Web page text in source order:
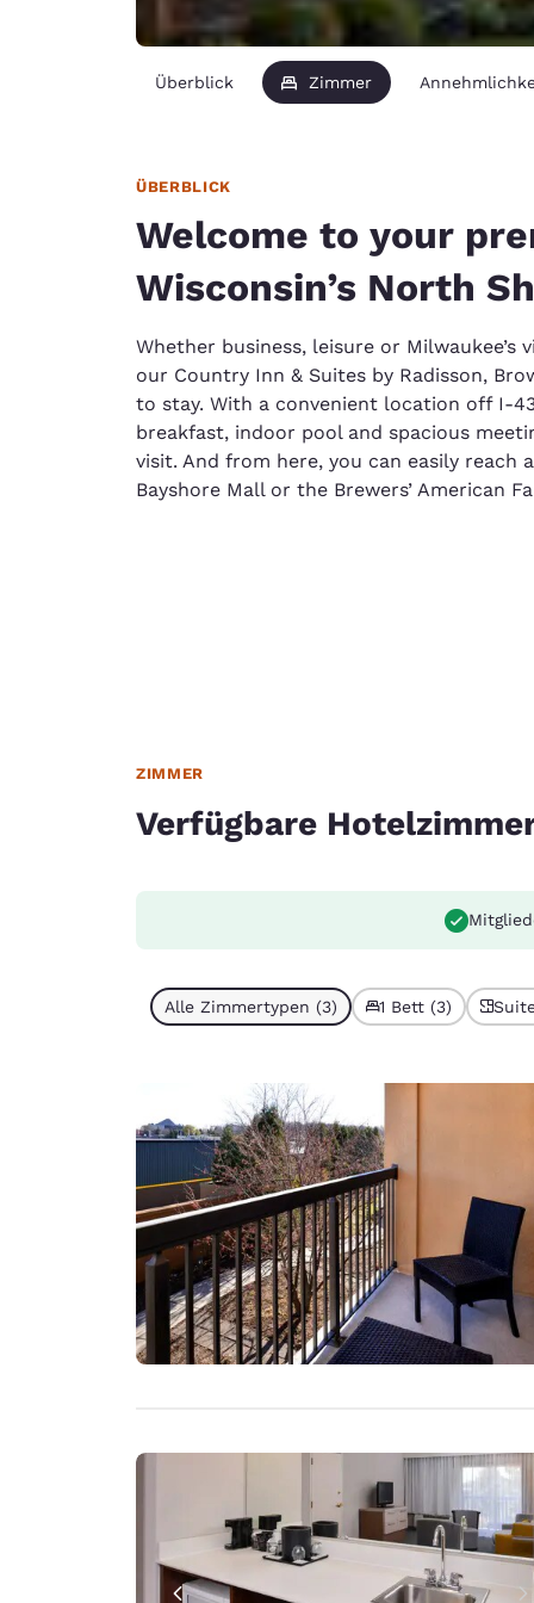
Überblick Zimmer
ÜBERBLICK
Welcome to your
Wisconsin’s North
Whether business, leisure or
our Country Inn & Suites by Radisson,
to stay. With a convenient location off I-
breakfast, indoor pool and spacious
visit. And from here, you can easily reach
Bayshore Mall or the Brewers’ American
ZIMMER
Verfügbare
Alle Zimmertypen (3) 1 Bett (3)